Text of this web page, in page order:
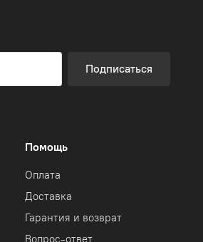
Подписаться
Помощь
Оплата
Доставка
Гарантия и возврат
Вопрос-ответ